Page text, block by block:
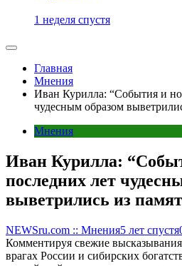
1 неделя спустя
Главная
Мнения
Иван Курилла: “События и
чудесным образом
Мнения
Иван Курилла:
последних лет
выветрились из
NEWSru.com :: Мнения5 лет спустя
Комментируя свежие
врагах России и сибирских